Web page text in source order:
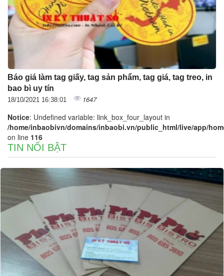
Báo giá làm tag giấy, tag sản phẩm, tag giá, tag treo, in
bao bì uy tín
18/10/2021 16:38:01 1647
Notice: Undefined variable: link_box_four_layout in
/home/inbaobivn/domains/inbaobi.vn/public_html/live/app/
on line 116
TIN NỔI BẬT